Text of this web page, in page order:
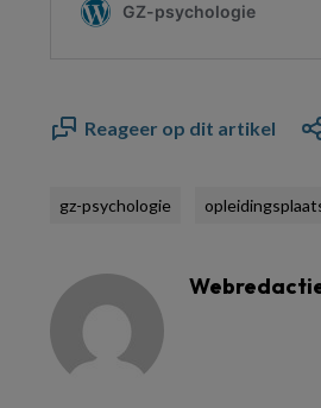
Reageer op dit artikel
gz-psychologie